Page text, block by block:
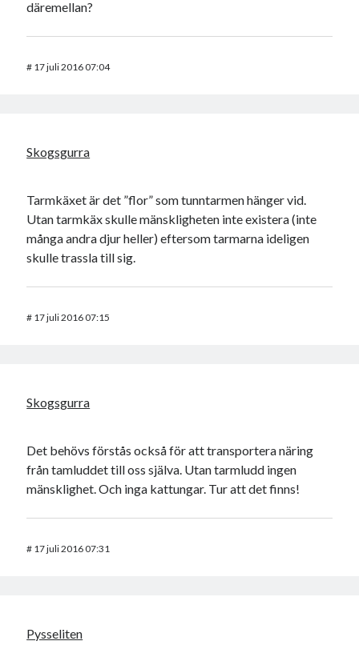
däremellan?
# 17 juli 2016 07:04
Skogsgurra
Tarmkäxet är det ”flor” som tunntarmen hänger vid.
Utan tarmkäx skulle mänskligheten inte existera (inte
många andra djur heller) eftersom tarmarna ideligen
skulle trassla till sig.
# 17 juli 2016 07:15
Skogsgurra
Det behövs förstås också för att transportera näring
från tamluddet till oss själva. Utan tarmludd ingen
mänsklighet. Och inga kattungar. Tur att det finns!
# 17 juli 2016 07:31
Pysseliten